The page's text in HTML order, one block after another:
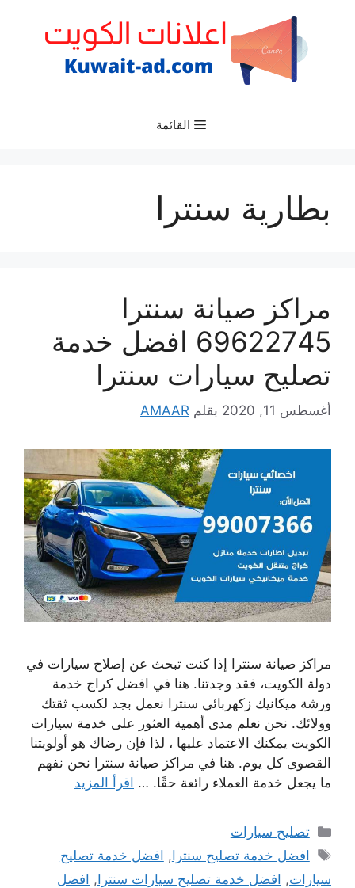
القائمة
بطارية سنترا
مراكز صيانة سنترا
69622745 افضل خدمة
تصليح سيارات سنترا
أغسطس 11, 2020 بقلم AMAAR
مراكز صيانة سنترا إذا كنت تبحث عن إصلاح سيارات في
دولة الكويت، فقد وجدتنا. هنا في افضل كراج خدمة
ورشة ميكانيك زكهربائي سنترا نعمل بجد لكسب ثقتك
وولائك. نحن نعلم مدى أهمية العثور على خدمة سيارات
الكويت يمكنك الاعتماد عليها ، لذا فإن رضاك ​​هو أولويتنا
القصوى كل يوم. هنا في مراكز صيانة سنترا نحن نفهم
ما يجعل خدمة العملاء رائعة حقًا. … اقرأ المزيد
التصنيفات
تصليح سيارات
الوسوم
افضل خدمة تصليح سنترا, افضل خدمة تصليح
سيارات, افضل خدمة تصليح سيارات سنترا, افضل